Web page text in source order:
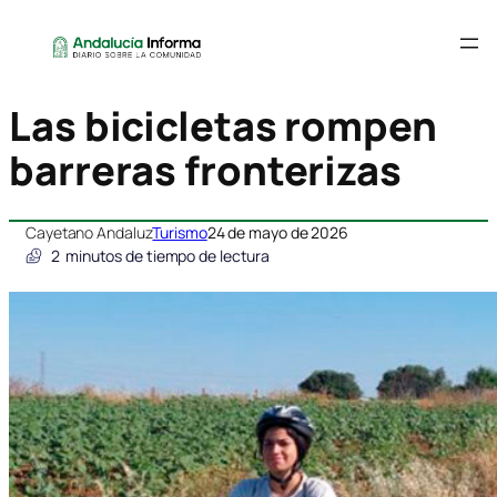
Las bicicletas rompen
barreras fronterizas
Cayetano AndaluzTurismo24 de mayo de 2026
2 minutos de tiempo de lectura